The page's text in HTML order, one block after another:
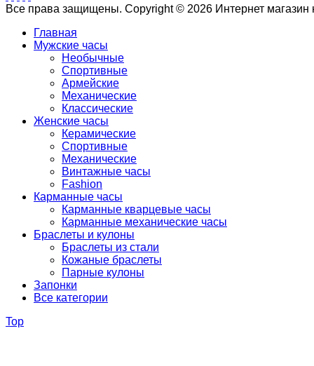
Все права защищены. Copyright © 2026 Интернет магазин
Главная
Мужские часы
Необычные
Спортивные
Армейские
Механические
Классические
Женские часы
Керамические
Спортивные
Механические
Винтажные часы
Fashion
Карманные часы
Карманные кварцевые часы
Карманные механические часы
Браслеты и кулоны
Браслеты из стали
Кожаные браслеты
Парные кулоны
Запонки
Все категории
Top